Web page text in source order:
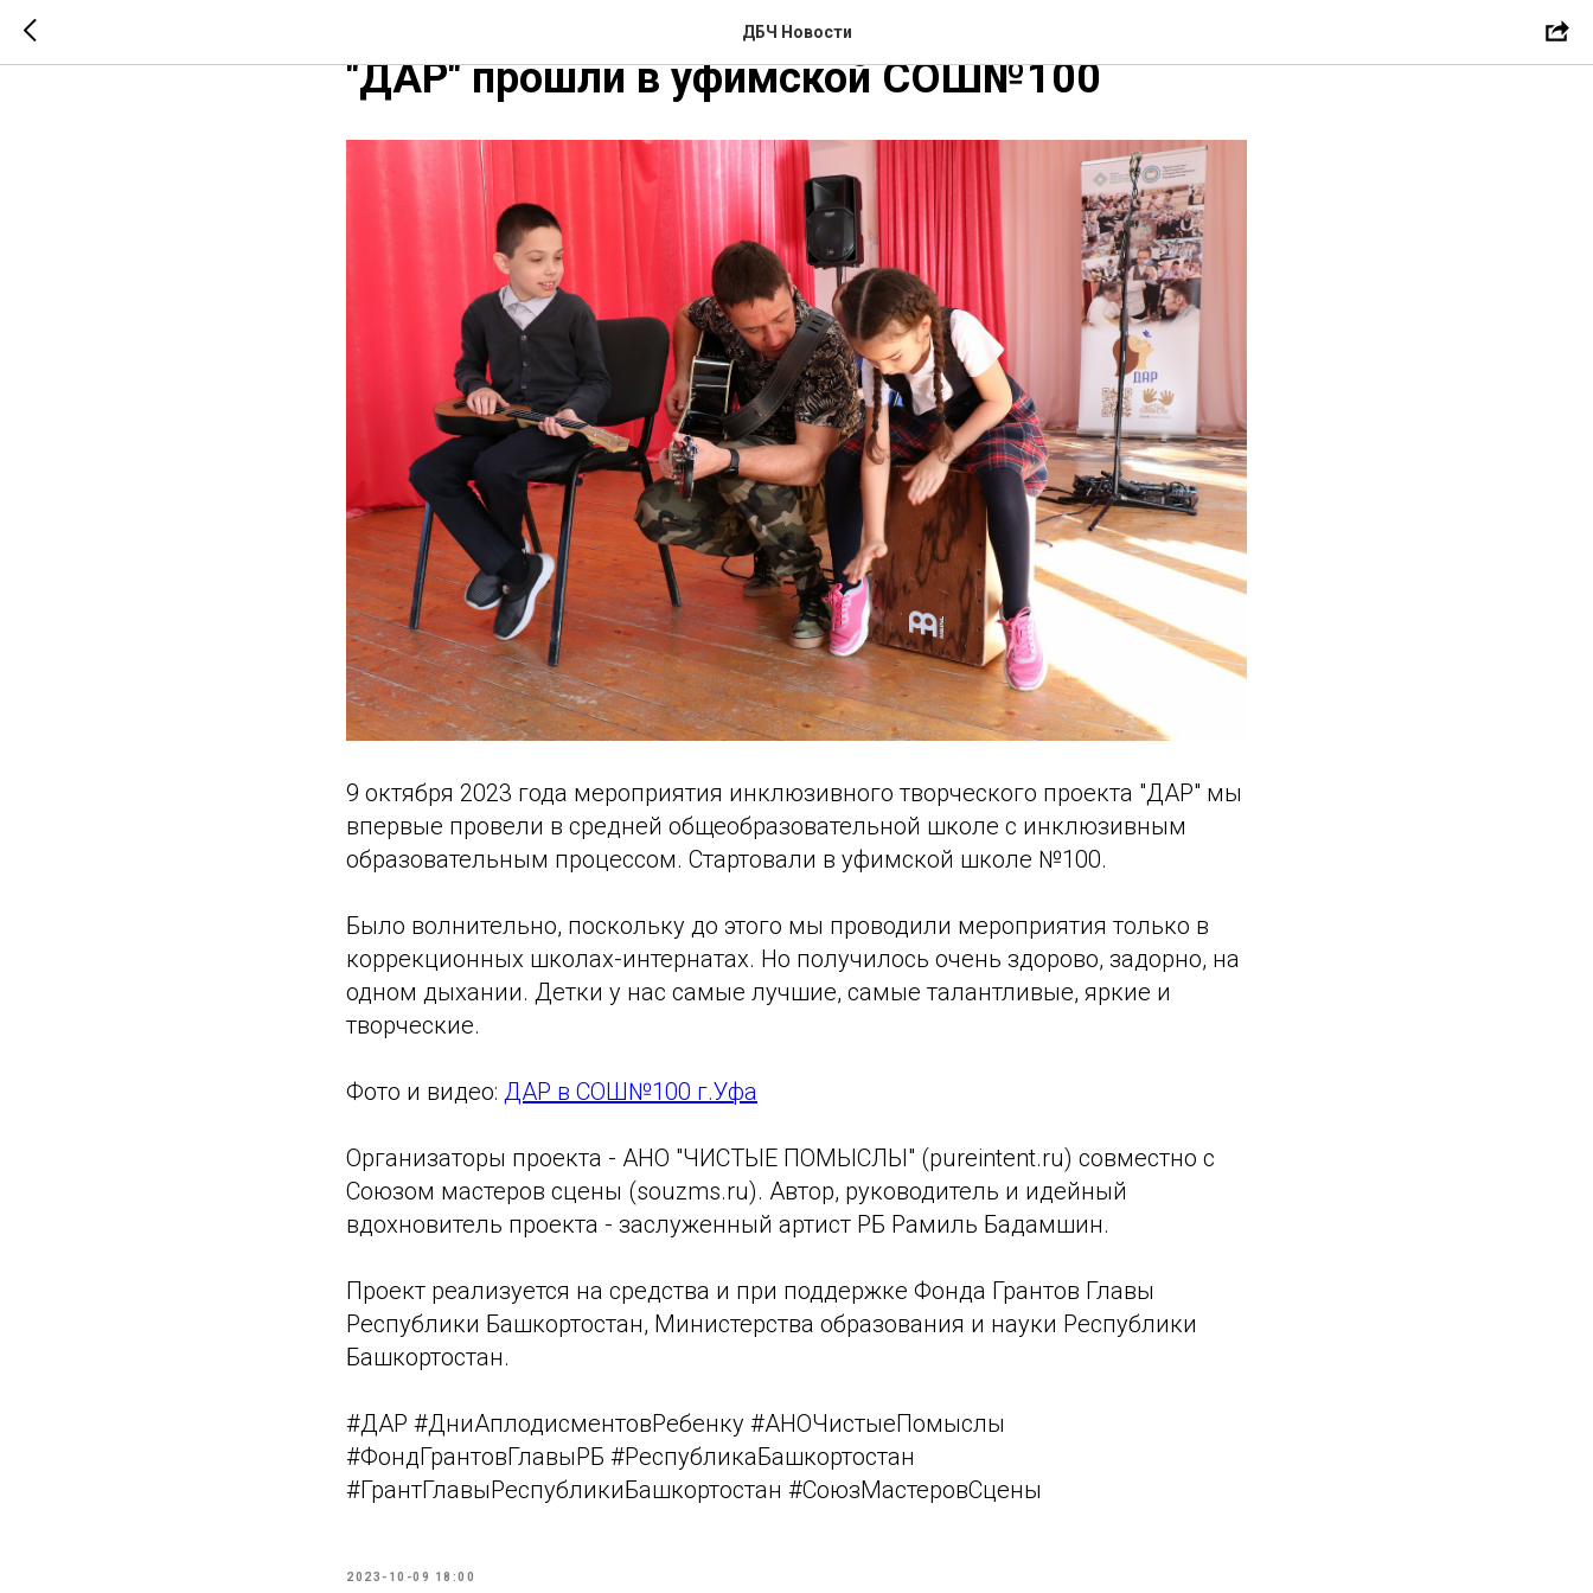
ДБЧ Новости
9 октября 2023 года мероприятия проекта
"ДАР" прошли в уфимской СОШ№100
9 октября 2023 года мероприятия инклюзивного творческого проекта "ДАР" мы
впервые провели в средней общеобразовательной школе с инклюзивным
образовательным процессом. Стартовали в уфимской школе №100.
Было волнительно, поскольку до этого мы проводили мероприятия только в
коррекционных школах-интернатах. Но получилось очень здорово, задорно, на
одном дыхании. Детки у нас самые лучшие, самые талантливые, яркие и
творческие.
Фото и видео: ДАР в СОШ№100 г.Уфа
Организаторы проекта - АНО "ЧИСТЫЕ ПОМЫСЛЫ" (pureintent.ru) совместно с
Союзом мастеров сцены (souzms.ru). Автор, руководитель и идейный
вдохновитель проекта - заслуженный артист РБ Рамиль Бадамшин.
Проект реализуется на средства и при поддержке Фонда Грантов Главы
Республики Башкортостан, Министерства образования и науки Республики
Башкортостан.
#ДАР #ДниАплодисментовРебенку #АНОЧистыеПомыслы
#ФондГрантовГлавыРБ #РеспубликаБашкортостан
#ГрантГлавыРеспубликиБашкортостан #СоюзМастеровСцены
2023-10-09 18:00